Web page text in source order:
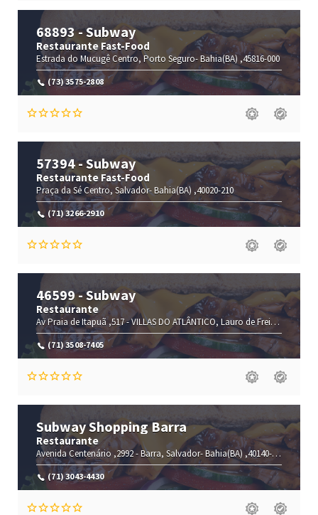
68893 - Subway
Restaurante Fast-Food
Estrada do MucugêCentro, Porto Seguro-Bahia(BA) ,45816-000
(73) 3575-2808
57394 - Subway
Restaurante Fast-Food
Praça da SéCentro, Salvador-Bahia(BA) ,40020-210
(71) 3266-2910
46599 - Subway
Restaurante
Av Praia de Itapuã ,517 -VILLAS DO ATLÂNTICO, Lauro de Freitas-
(71) 3508-7405
Subway Shopping Barra
Restaurante
Avenida Centenário ,2992 -Barra, Salvador-Bahia(BA),40140-902
(71) 3043-4430